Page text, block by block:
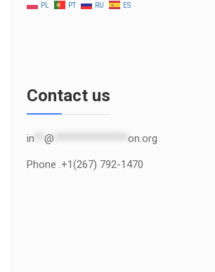
PL PT RU ES
Contact us
in @ on.org
Phone .+1(267) 792-1470